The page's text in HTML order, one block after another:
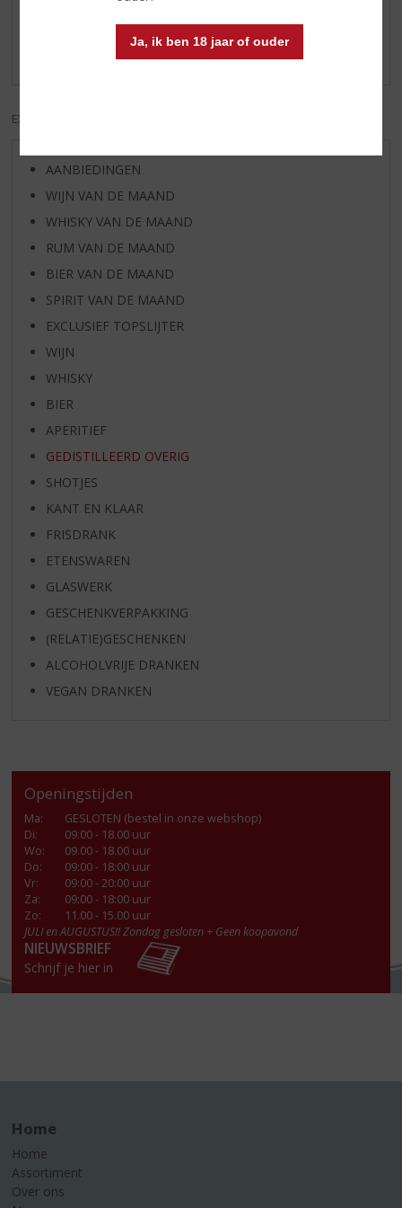
Ja, ik ben 18 jaar of ouder
Schrijf een review
Er zijn nog geen reviews geplaatst voor dit product
EXCL. BTW
AANBIEDINGEN
WIJN VAN DE MAAND
WHISKY VAN DE MAAND
RUM VAN DE MAAND
BIER VAN DE MAAND
SPIRIT VAN DE MAAND
EXCLUSIEF TOPSLIJTER
WIJN
WHISKY
BIER
APERITIEF
GEDISTILLEERD OVERIG
SHOTJES
KANT EN KLAAR
FRISDRANK
ETENSWAREN
GLASWERK
GESCHENKVERPAKKING
(RELATIE)GESCHENKEN
ALCOHOLVRIJE DRANKEN
VEGAN DRANKEN
Openingstijden
Ma:
GESLOTEN (bestel in onze webshop)
Di:
09.00 - 18.00 uur
Wo:
09.00 - 18.00 uur
Do:
09:00 - 18:00 uur
Vr:
09:00 - 20:00 uur
Za:
09:00 - 18:00 uur
Zo:
11.00 - 15.00 uur
JULI en AUGUSTUS!! Zondag gesloten + Geen koopavond
NIEUWSBRIEF
Schrijf je hier in
Home
Home
Assortiment
Over ons